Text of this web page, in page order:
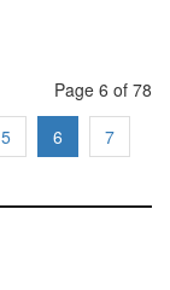
Page 6 of 78
5 6
7